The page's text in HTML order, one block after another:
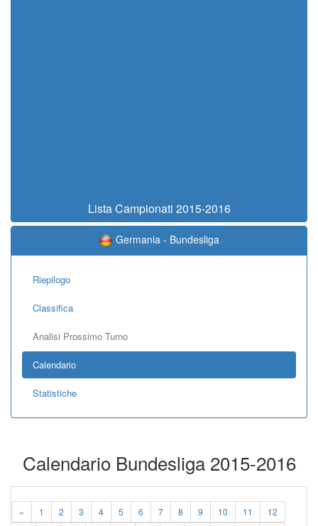
Lista Campionati 2015-2016
Germania - Bundesliga
Riepilogo
Classifica
Analisi Prossimo Turno
Calendario
Statistiche
Calendario Bundesliga 2015-2016
« 1 2 3 4 5 6 7 8 9 10 11
12